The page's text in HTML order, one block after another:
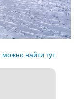
найти тут.